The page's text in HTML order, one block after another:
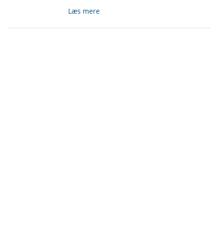
Læs mere